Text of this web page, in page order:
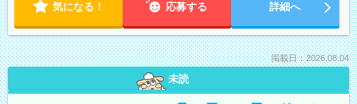
気になる！ 応募する 詳細へ
掲載日：2026.08.04
未読